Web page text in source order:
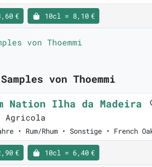
€ 10cl = 8,10 €
von Thoemmi
von Thoemmi
Nation Ilha da Madeira
Agricola
• Rum/Rhum • Sonstige • French
€ 10cl = 6,40 €